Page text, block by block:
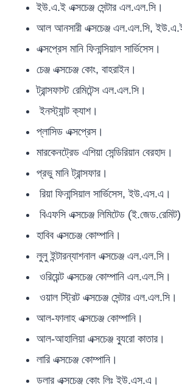
ইউ.এ.ই এক্সচেঞ্জ সেন্টার এল.এল.সি।
আল আনসারী এক্সচেঞ্জ এল.এল.সি,
এক্সপ্রেস মানি ফিনান্সিয়াল সার্ভিসেস।
চেঞ্জ এক্সচেঞ্জ কোং, বাহরাইন।
ট্রান্সফাস্ট রেমিটেন্স এল.এল.সি।
ইনস্ট্যান্ট ক্যাশ।
প্লাসিড এক্সপ্রেস।
মারকেনট্রেড এশিয়া সেন্ডিরিয়ান বেরহাদ।
প্রভু মানি ট্রান্সফার।
রিয়া ফিনান্সিয়াল সার্ভিসেস, ইউ.এস.এ।
বিএফসি এক্সচেঞ্জ লিমিটেড
হাবিব এক্সচেঞ্জ কোম্পানি।
লুলু ইন্টারন্যাশনাল এক্সচেঞ্জ এল.এল.সি।
ওরিয়েন্ট এক্সচেঞ্জ কোম্পানি এল.এল.সি।
ওয়াল স্ট্রিট এক্সচেঞ্জ সেন্টার এল.এল.সি।
আল-ফালাহ এক্সচেঞ্জ কোম্পানি।
আল-আহালিয়া এক্সচেঞ্জ ব্যুরো কাতার।
লারি এক্সচেঞ্জ কোম্পানি।
ডলার এক্সচেঞ্জ কোং লিঃ ইউ.এস.এ।